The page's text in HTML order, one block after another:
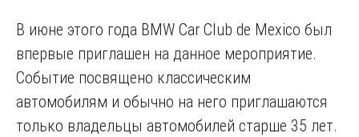
В июне этого года BMW Car Club de Mexico был
впервые приглашен на данное мероприятие.
Событие посвящено классическим
автомобилям и обычно на него приглашаются
только владельцы автомобилей старше 35 лет.